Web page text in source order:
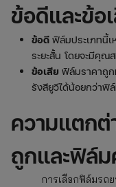
ข้อดีและข้อ
ข้อดี ฟิล์มประเภทนี้เ
ระยะสั้น โดยจะมีคุ
ข้อเสีย ฟิล์มราคาถู
รังสียูวีได้น้อยกว่า
ความแตกต่
ถูกและฟิล์
การเลือกฟิล์มรถยนต์